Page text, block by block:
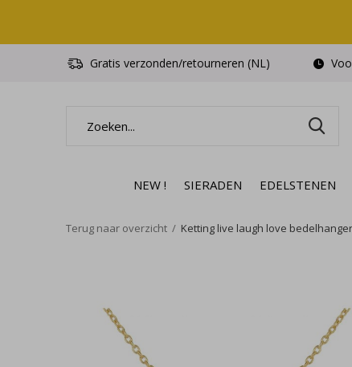
NEW ! SIERADEN EDELSTENEN
Gratis verzonden/retourneren (NL)
Terug naar overzicht Ketting live laugh love